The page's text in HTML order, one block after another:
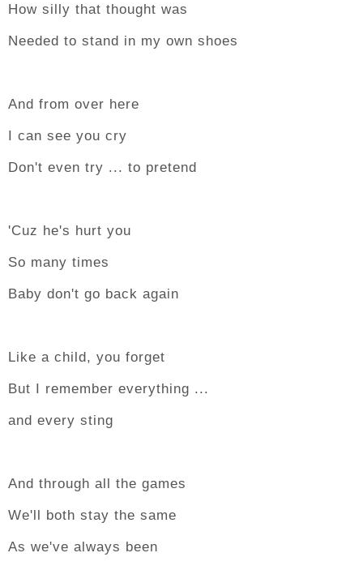
How silly that thought was
Needed to stand in my own shoes
And from over here
I can see you cry
Don't even try ... to pretend
'Cuz he's hurt you
So many times
Baby don't go back again
Like a child, you forget
But I remember everything ...
and every sting
And through all the games
We'll both stay the same
As we've always been